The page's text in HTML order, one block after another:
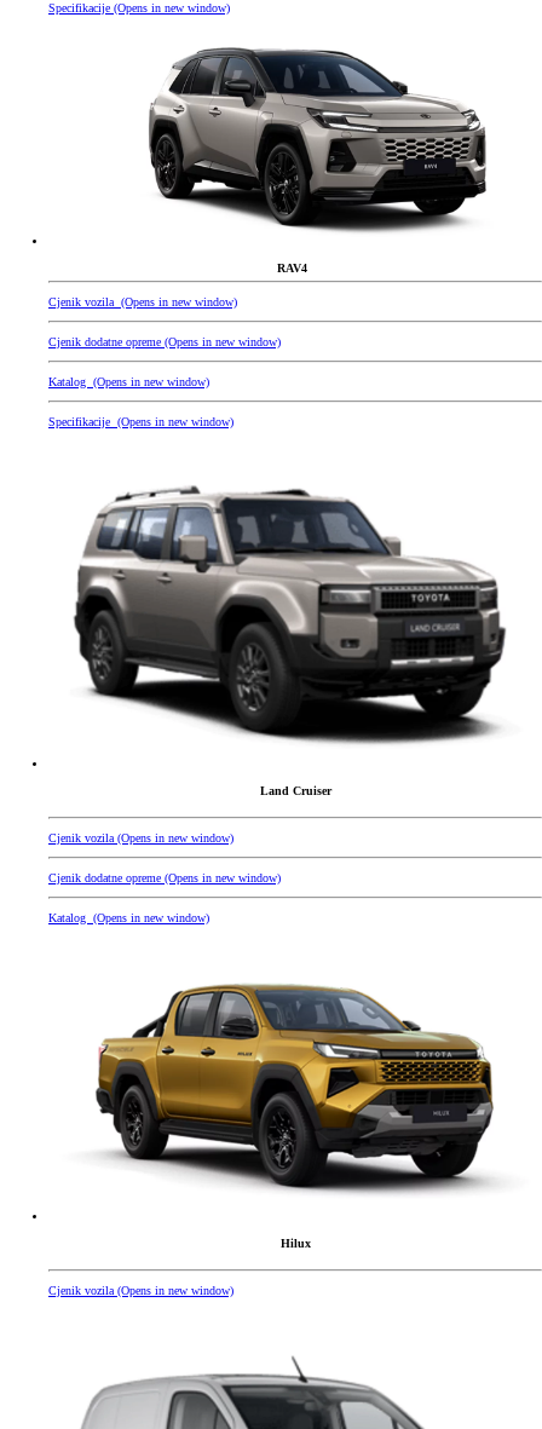
Specifikacije (Opens in new window)
RAV4
Cjenik vozila (Opens in new window)
Cjenik dodatne opreme (Opens in new window)
Katalog (Opens in new window)
Specifikacije (Opens in new window)
Land Cruiser
Cjenik vozila(Opens in new window)
Cjenik dodatne opreme (Opens in new window)
Katalog (Opens in new window)
Hilux
Cjenik vozila (Opens in new window)